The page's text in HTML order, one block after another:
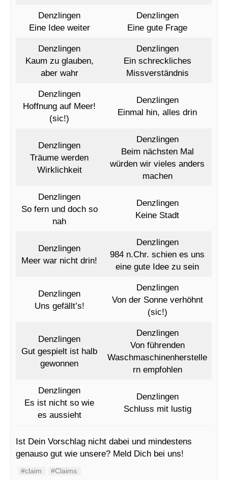
Denzlingen
Eine Idee weiter
Denzlingen
Eine gute Frage
Denzlingen
Kaum zu glauben,
aber wahr
Denzlingen
Ein schreckliches
Missverständnis
Denzlingen
Hoffnung auf Meer!
(sic!)
Denzlingen
Einmal hin, alles drin
Denzlingen
Träume werden
Wirklichkeit
Denzlingen
Beim nächsten Mal
würden wir vieles anders
machen
Denzlingen
So fern und doch so
nah
Denzlingen
Keine Stadt
Denzlingen
Meer war nicht drin!
Denzlingen
984 n.Chr. schien es uns
eine gute Idee zu sein
Denzlingen
Uns gefällt’s!
Denzlingen
Von der Sonne verhöhnt
(sic!)
Denzlingen
Gut gespielt ist halb
gewonnen
Denzlingen
Von führenden
Waschmaschinenherstelle
rn empfohlen
Denzlingen
Es ist nicht so wie
es aussieht
Denzlingen
Schluss mit lustig
Ist Dein Vorschlag nicht dabei und mindestens
genauso gut wie unsere? Meld Dich bei uns!
#claim #Claims